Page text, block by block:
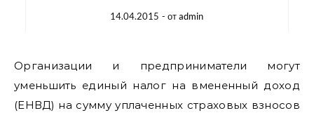
14.04.2015 - отadmin
Организации и предприниматели могут
уменьшить единый налог на вмененный доход
(ЕНВД) на сумму уплаченных страховых взносов